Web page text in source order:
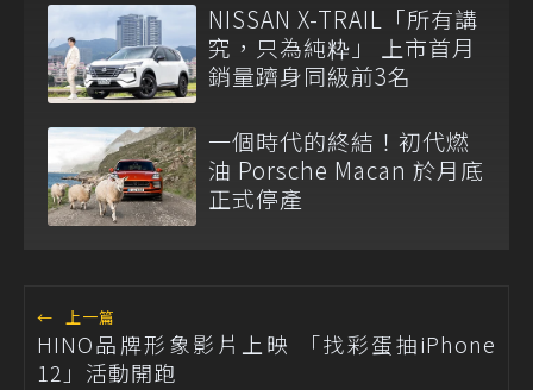
NISSAN X-TRAIL「所有講
究，只為純粋」 上市首月
銷量躋身同級前3名
一個時代的終結！初代燃
油 Porsche Macan 於月底
正式停產
← 上一篇
HINO品牌形象影片上映 「找彩蛋抽iPhone
12」活動開跑